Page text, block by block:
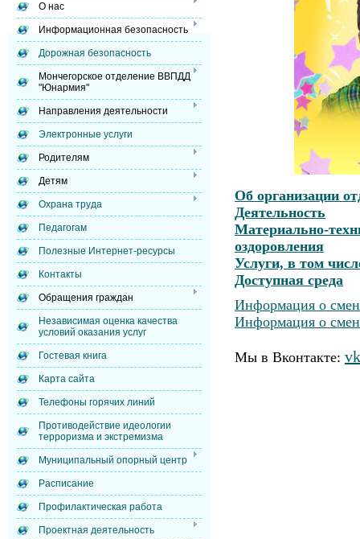
О нас
Информационная безопасность
Дорожная безопасность
Мончегорское отделение ВВПДД
"Юнармия"
Направления деятельности
Электронные услуги
Родителям
Детям
Охрана труда
Педагогам
Полезные Интернет-ресурсы
Контакты
Обращения граждан
Независимая оценка качества
условий оказания услуг
Гостевая книга
Карта сайта
Телефоны горячих линий
Противодействие идеологии
терроризма и экстремизма
Муниципальный опорный центр
Расписание
Профилактическая работа
Проектная деятельность
Об организации
Деятельность
Материально-
оздоровления
Услуги, в том
Доступная среда
Информация о
Информация о
Мы в Вконтакте: